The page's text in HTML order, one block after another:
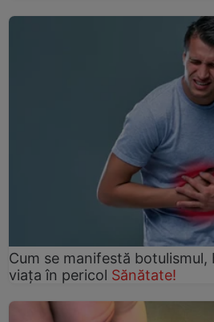
Cum se manifestă
viaţa în pericol Sănătate!